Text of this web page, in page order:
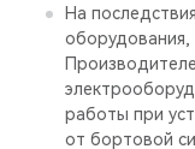
На
оборудования,
работы при
от бортовой